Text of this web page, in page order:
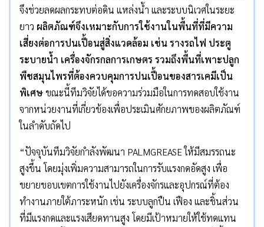
จึงช่วยลดผลกระทบต่อดิน แหล่งน้ำ และระบบนิเวศในระยะ
ยาว ผลิตภัณฑ์จึงเหมาะกับการใช้งานในพื้นที่ที่มีความ
เสี่ยงต่อการปนเปื้อนสู่สิ่งแวดล้อม เช่น รางรถไฟ ประตู
ระบายน้ำ เครื่องจักรกลการเกษตร รวมถึงพื้นที่เพาะปลูก
พืชสมุนไพรที่ต้องควบคุมการปนเปื้อนของสารเคมีเป็น
พิเศษขณะนี้ทีมวิจัยได้ขอความร่วมมือในการทดสอบใช้งาน
จากหน่วยงานที่เกี่ยวข้องเพื่อประเมินศักยภาพของผลิตภัณฑ์
ในลำดับถัดไป
“ปัจจุบันทีมวิจัยกำลังพัฒนา PALMGREASE ให้มีสมรรถนะ
สูงขึ้น โดยมุ่งเพิ่มความสามารถในการรับแรงกดอัดสูง เพื่อ
ขยายขอบเขตการใช้งานไปยังเครื่องจักรและอุปกรณ์ที่ต้อง
ทำงานภายใต้ภาระหนัก เช่น ระบบลูกปืน เฟือง และชิ้นส่วน
ที่มีแรงกดและแรงเสียดทานสูง โดยมีเป้าหมายให้ใช้ทดแทน